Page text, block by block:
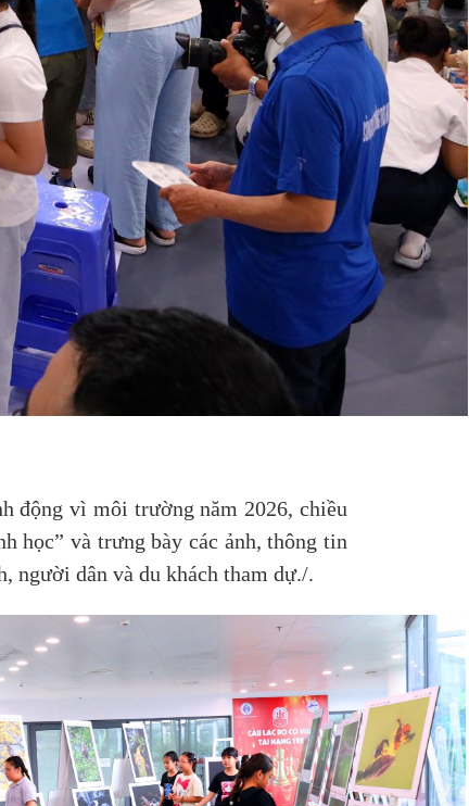
động vì môi trường năm 2026, chiều
học” và trưng bày các ảnh, thông tin
người dân và du khách tham dự./.